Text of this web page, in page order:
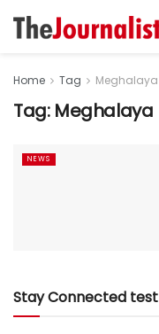
Home Tag Meghalaya
Tag: Meghalaya
NEWS
Stay Connected test